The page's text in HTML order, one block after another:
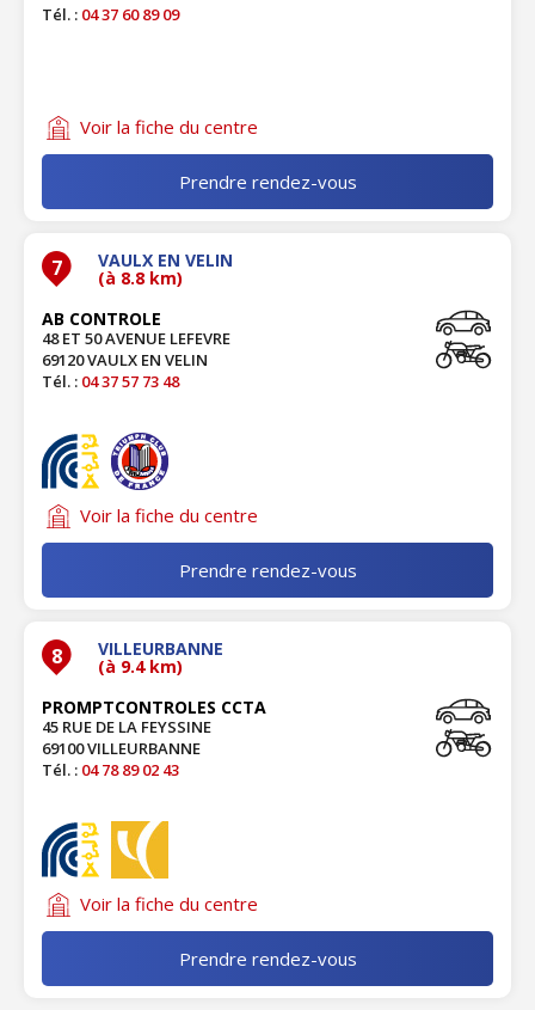
Tél. : 04 37 60 89 09
Voir la fiche du centre
Prendre rendez-vous
7 VAULX EN VELIN
(à 8.8 km)
AB CONTROLE
48 ET 50 AVENUE LEFEVRE
69120 VAULX EN VELIN
Tél. : 04 37 57 73 48
Voir la fiche du centre
Prendre rendez-vous
8 VILLEURBANNE
(à 9.4 km)
PROMPTCONTROLES CCTA
45 RUE DE LA FEYSSINE
69100 VILLEURBANNE
Tél. : 04 78 89 02 43
Voir la fiche du centre
Prendre rendez-vous